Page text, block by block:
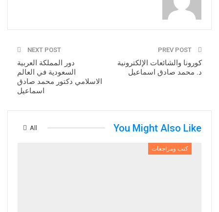
كورونا والشائعات الإلكترونية
د. محمد صادق اسماعيل
NEXT POST
دور المملكة العربية
السعودية في العالم
الاسلامي دكتور محمد صادق
اسماعيل
All You Might Also Like
كتب ومراجعات